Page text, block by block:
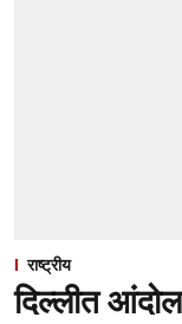
राष्ट्रीय
दिल्लीत